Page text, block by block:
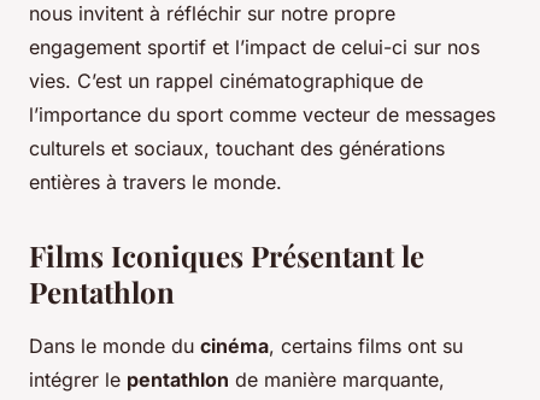
nous invitent à réfléchir sur notre propre
engagement sportif et l’impact de celui-ci sur nos
vies. C’est un rappel cinématographique de
l’importance du sport comme vecteur de messages
culturels et sociaux, touchant des générations
entières à travers le monde.
Films Iconiques Présentant le
Pentathlon
Dans le monde du cinéma, certains films ont su
intégrer le pentathlon de manière marquante,